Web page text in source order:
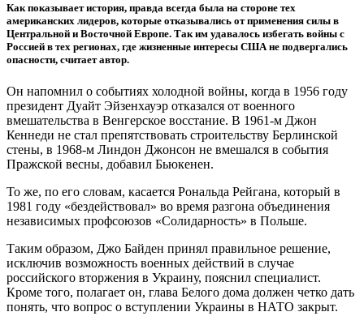
Как показывает история, правда всегда была на стороне тех
американских лидеров, которые отказывались от применения силы в
Центральной и Восточной Европе. Так им удавалось избегать войны с
Россией в тех регионах, где жизненные интересы США не подвергались
опасности, считает автор.
Он напомнил о событиях холодной войны, когда в 1956 году
президент Дуайт Эйзенхауэр отказался от военного
вмешательства в Венгерское восстание. В 1961-м Джон
Кеннеди не стал препятствовать строительству Берлинской
стены, в 1968-м Линдон Джонсон не вмешался в события
Пражской весны, добавил Бьюкенен.
То же, по его словам, касается Рональда Рейгана, который в
1981 году «бездействовал» во время разгона объединения
независимых профсоюзов «Солидарность» в Польше.
Таким образом, Джо Байден принял правильное решение,
исключив возможность военных действий в случае
российского вторжения в Украину, пояснил специалист.
Кроме того, полагает он, глава Белого дома должен четко дать
понять, что вопрос о вступлении Украины в НАТО закрыт.